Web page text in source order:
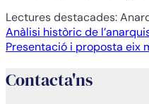
Lectures destacades:
Navegación
de
entradas
Anàlisi històric de
Presentació i proposta eix
Contacta'ns